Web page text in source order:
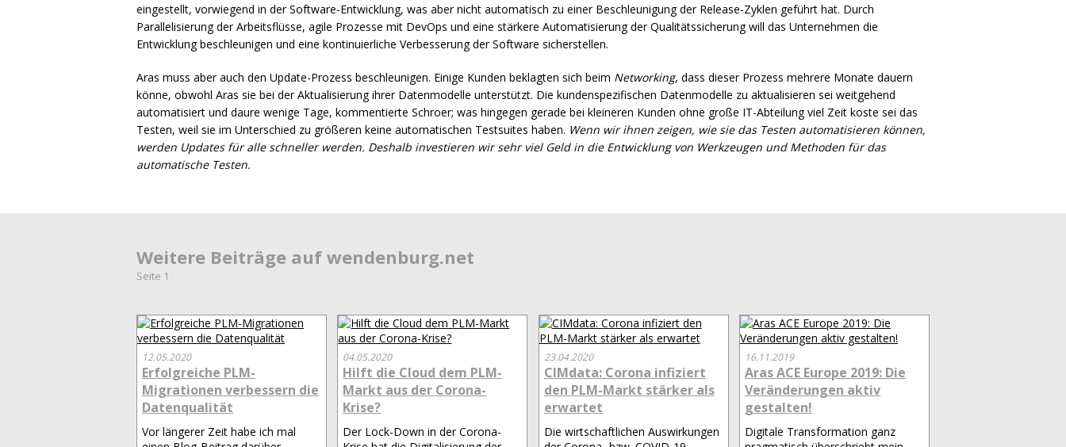
eingestellt, vorwiegend in der Software-Entwicklung, was aber nicht automatisch zu einer Beschleunigung der Release-Zyklen geführt hat. Durch
Parallelisierung der Arbeitsflüsse, agile Prozesse mit DevOps und eine stärkere Automatisierung der Qualitätssicherung will das Unternehmen die
Entwicklung beschleunigen und eine kontinuierliche Verbesserung der Software sicherstellen.
Aras muss aber auch den Update-Prozess beschleunigen. Einige Kunden beklagten sich beim Networking, dass dieser Prozess mehrere Monate dauern
könne, obwohl Aras sie bei der Aktualisierung ihrer Datenmodelle unterstützt. Die kundenspezifischen Datenmodelle zu aktualisieren sei weitgehend
automatisiert und daure wenige Tage, kommentierte Schroer; was hingegen gerade bei kleineren Kunden ohne große IT-Abteilung viel Zeit koste sei das
Testen, weil sie im Unterschied zu größeren keine automatischen Testsuites haben. Wenn wir ihnen zeigen, wie sie das Testen automatisieren können,
werden Updates für alle schneller werden. Deshalb investieren wir sehr viel Geld in die Entwicklung von Werkzeugen und Methoden für das
automatische Testen.
Weitere Beiträge auf wendenburg.net
Seite 1
12.05.2020
Erfolgreiche PLM-
Migrationen verbessern die
Datenqualität
Vor längerer Zeit habe ich mal
04.05.2020
Hilft die Cloud dem PLM-
Markt aus der Corona-
Krise?
Der Lock-Down in der Corona-
23.04.2020
CIMdata: Corona infiziert
den PLM-Markt stärker als
erwartet
Die wirtschaftlichen Auswirkungen
16.11.2019
Aras ACE Europe 2019: Die
Veränderungen aktiv
gestalten!
Digitale Transformation ganz